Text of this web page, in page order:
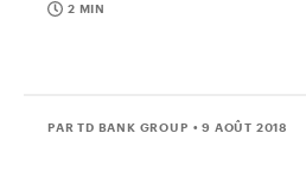
2 MIN
PAR TD BANK GROUP • 9 AOÛT 2018